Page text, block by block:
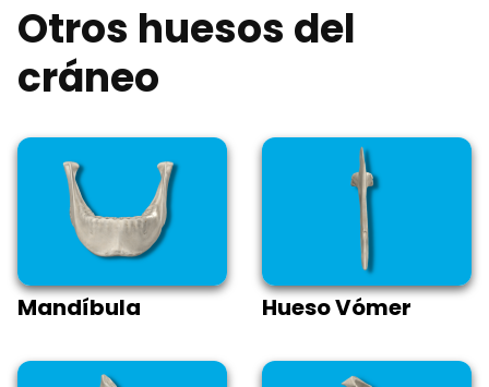
Otros huesos del
cráneo
Mandíbula Hueso Vómer